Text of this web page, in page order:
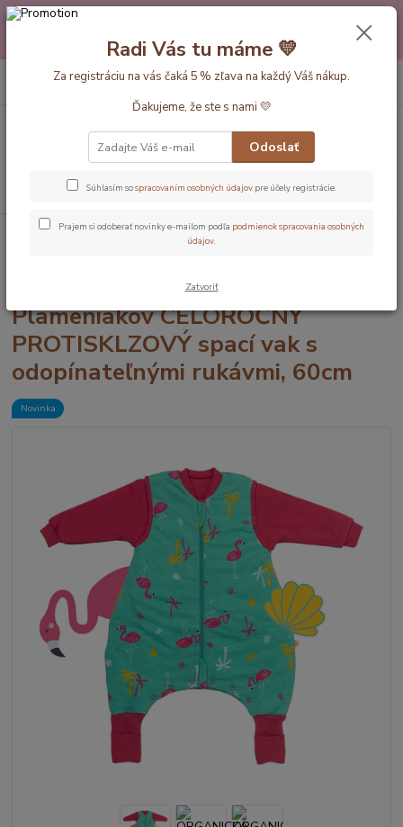
Máte nejakú otázku alebo váhate s výberom? Neváhajte a zavolajte
pokojne aj večer alebo cez víkend. Sme tu pre Vás.💛 Petra a babička
Monička
EUR
Hľadať
+420 777 610 855
Dĺžka vaku 60cm
ORGANICKÁ BAVLNA - Plameniakov
CELOROČNÝ PROTISKLZOVÝ spací vak s odopínateľnými rukávmi, 60cm
ORGANICKÁ BAVLNA -
Plameniakov CELOROČNÝ
PROTISKLZOVÝ spací vak s
odopínateľnými rukávmi, 60cm
Novinka
Radi Vás tu máme 💛
Za registráciu na vás čaká 5 % zľava na každý Váš nákup.
Ďakujeme, že ste s nami 💛
Odoslať
Súhlasím sospracovaním osobných údajov pre účely registrácie.
Prajem si odoberať novinky e-mailom podľa podmienok spracovania osobných
údajov.
Zatvoriť